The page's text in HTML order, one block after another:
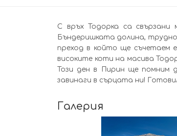
С връх Тодорка са
Бъндеришката долина,
преход в който ще съчетаем
високите коти на масива
Този ден в Пирин ще
завинаги в сърцата ни!
Галерия